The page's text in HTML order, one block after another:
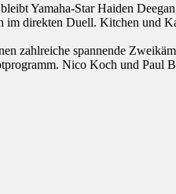
Yamaha-Star Haiden
im direkten Duell. Kitchen und
zahlreiche spannende
Nico Koch und Paul